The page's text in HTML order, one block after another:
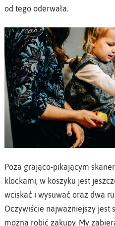
od tego oderwała.
Poza grająco-pikającym
klockami, w koszyku jest
wciskać i wysuwać oraz dwa
Oczywiście najważniejszy jest
można robić zakupy. My